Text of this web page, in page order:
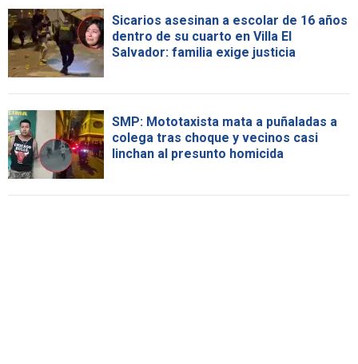
Sicarios asesinan a escolar de 16 años
dentro de su cuarto en Villa El
Salvador: familia exige justicia
SMP: Mototaxista mata a puñaladas a
colega tras choque y vecinos casi
linchan al presunto homicida